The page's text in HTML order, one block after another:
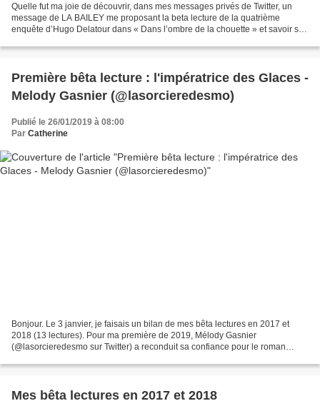
Quelle fut ma joie de découvrir, dans mes messages privés de Twitter, un
message de LA BAILEY me proposant la beta lecture de la quatrième
enquête d’Hugo Delatour dans « Dans l’ombre de la chouette » et savoir si
Première bêta lecture : l'impératrice des Glaces -
Melody Gasnier (@lasorcieredesmo)
Publié le 26/01/2019 à 08:00
Par Catherine
Bonjour. Le 3 janvier, je faisais un bilan de mes bêta lectures en 2017 et
2018 (13 lectures). Pour ma première de 2019, Mélody Gasnier
(@lasorcieredesmo sur Twitter) a reconduit sa confiance pour le roman
Mes bêta lectures en 2017 et 2018